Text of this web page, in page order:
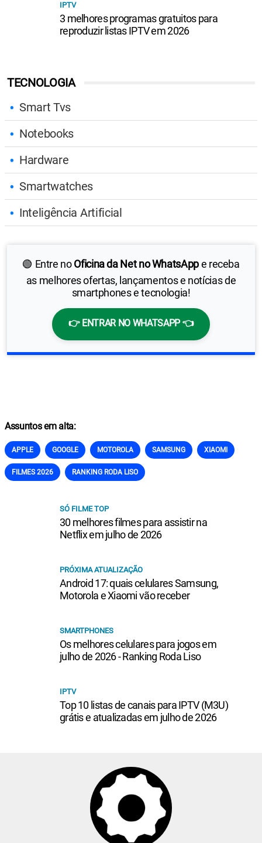
TECNOLOGIA
Smart Tvs
Notebooks
Hardware
Smartwatches
Inteligência Artificial
🟢 Entre noOficina da Net no WhatsAppe receba
as melhores ofertas, lançamentos e notícias de
smartphones e tecnologia!
👉 ENTRAR NO WHATSAPP 👈
IPTV
3 melhores programas gratuitos para
reproduzir listas IPTV em 2026
Assuntos em alta:
APPLE GOOGLE MOTOROLA SAMSUNG XIAOMI
FILMES 2026 RANKING RODA LISO
SÓ FILME TOP
30 melhores filmes para assistir na
Netflix em julho de 2026
PRÓXIMA ATUALIZAÇÃO
Android 17: quais celulares Samsung,
Motorola e Xiaomi vão receber
SMARTPHONES
Os melhores celulares para jogos em
julho de 2026 - Ranking Roda Liso
IPTV
Top 10 listas de canais para IPTV (M3U)
grátis e atualizadas em julho de 2026